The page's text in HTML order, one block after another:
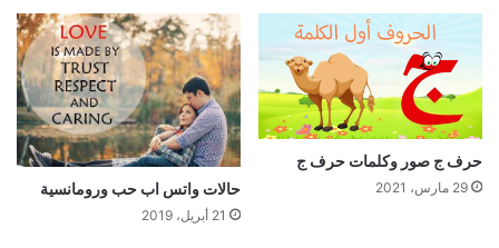
حرف ج صور وكلمات حرف ج
29 مارس، 2021 حالات واتس اب حب ورومانسية
21 أبريل، 2019